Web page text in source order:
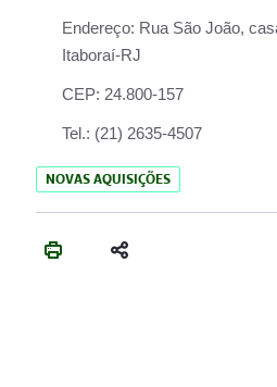
Endereço: Rua São João,
Itaboraí-RJ
CEP: 24.800-157
Tel.: (21) 2635-4507
NOVAS AQUISIÇÕES